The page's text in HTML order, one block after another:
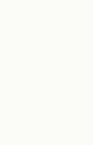
Accueil
Accueil Vélo
cyclistes en